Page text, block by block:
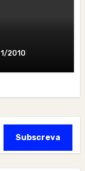
2010
Subscreva